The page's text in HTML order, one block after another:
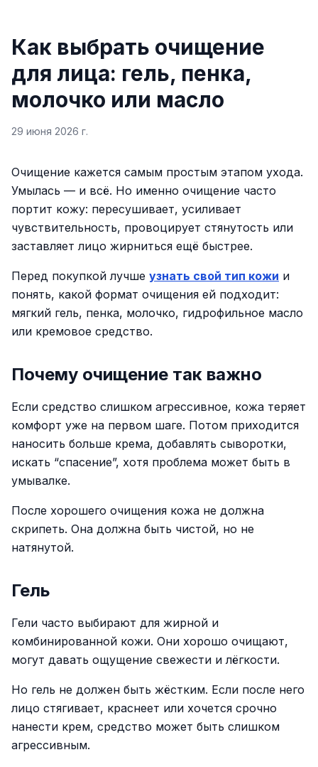
Как выбрать очищение
для лица: гель, пенка,
молочко или масло
29 июня 2026 г.
Очищение кажется самым простым этапом ухода.
Умылась — и всё. Но именно очищение часто
портит кожу: пересушивает, усиливает
чувствительность, провоцирует стянутость или
заставляет лицо жирниться ещё быстрее.
Перед покупкой лучше узнать свой тип кожи и
понять, какой формат очищения ей подходит:
мягкий гель, пенка, молочко, гидрофильное масло
или кремовое средство.
Почему очищение так важно
Если средство слишком агрессивное, кожа теряет
комфорт уже на первом шаге. Потом приходится
наносить больше крема, добавлять сыворотки,
искать “спасение”, хотя проблема может быть в
умывалке.
После хорошего очищения кожа не должна
скрипеть. Она должна быть чистой, но не
натянутой.
Гель
Гели часто выбирают для жирной и
комбинированной кожи. Они хорошо очищают,
могут давать ощущение свежести и лёгкости.
Но гель не должен быть жёстким. Если после него
лицо стягивает, краснеет или хочется срочно
нанести крем, средство может быть слишком
агрессивным.